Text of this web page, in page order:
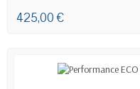
425,00 €